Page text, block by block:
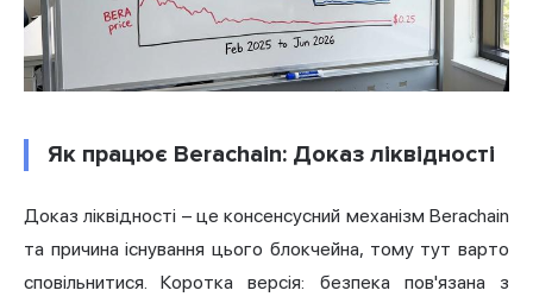
Як працює Berachain: Доказ ліквідності
Доказ ліквідності – це консенсусний механізм Berachain
та причина існування цього блокчейна, тому тут варто
сповільнитися. Коротка версія: безпека пов'язана з